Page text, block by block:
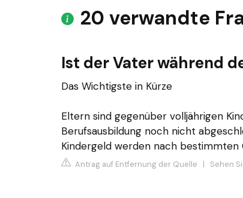
20 verwandte
Ist der Vater während
Das Wichtigste in Kürze
Eltern sind gegenüber volljährigen
Berufsausbildung noch nicht
Kindergeld werden nach
Antrag auf Entfernung der Quelle | Sehen